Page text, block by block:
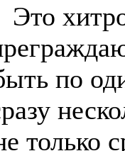
Это
по
только